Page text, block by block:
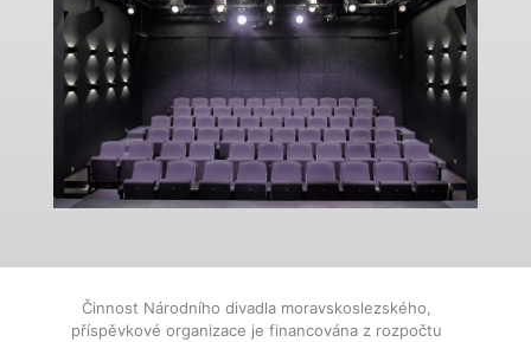
Činnost Národního divadla moravskoslezského,
příspěvkové organizace je financována z rozpočtu